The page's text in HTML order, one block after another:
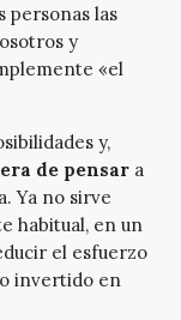
personas las
y
«el
y,
de pensara
Ya no sirve
habitual, en un
el esfuerzo
invertido en